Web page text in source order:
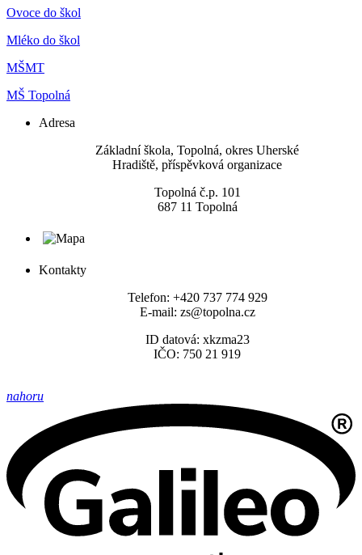
Ovoce do škol
Mléko do škol
MŠMT
MŠ Topolná
Adresa
​Základní škola, Topolná, okres Uherské
Hradiště, příspěvková organizace
Topolná č.p. 101
687 11 Topolná
Kontakty
Telefon: +420 737 774 929
E-mail: zs@topolna.cz
ID datová: xkzma23
IČO: 750 21 919
nahoru